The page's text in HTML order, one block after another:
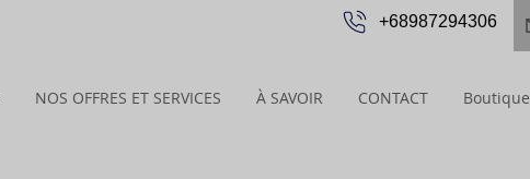
+68987294306
NOS OFFRES ET SERVICES À SAVOIR CONTACT Boutique